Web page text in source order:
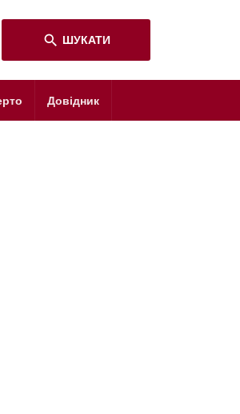
search ШУКАТИ
Довідник